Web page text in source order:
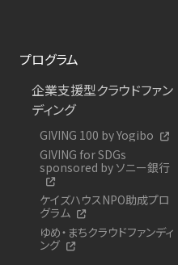
プログラム
企業支援型クラウドファン
ディング
GIVING 100 by Yogibo
GIVING for SDGs
sponsored by ソニー銀行
ケイズハウスNPO助成プロ
グラム
ゆめ・まちクラウドファンディ
ング